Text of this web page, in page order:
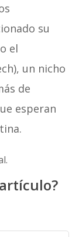
su
el
un nicho
de
esperan